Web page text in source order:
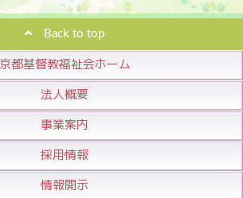
Back to top
京都基督教福祉会ホーム
法人概要
事業案内
採用情報
情報開示